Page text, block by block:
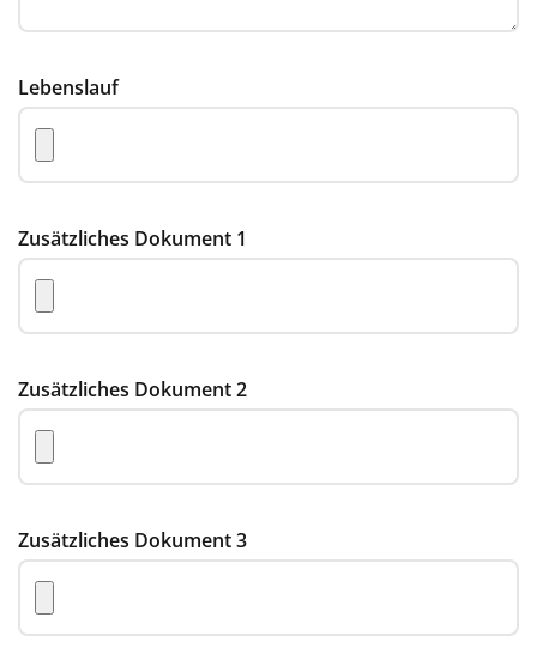
Lebenslauf
Zusätzliches Dokument 1
Zusätzliches Dokument 2
Zusätzliches Dokument 3